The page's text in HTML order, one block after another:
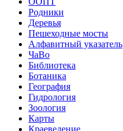
Родники
Деревья
Пешеходные мосты
Алфавитный указатель
ЧаВо
Библиотека
Ботаника
География
Гидрология
Зоология
Карты
Краеведение